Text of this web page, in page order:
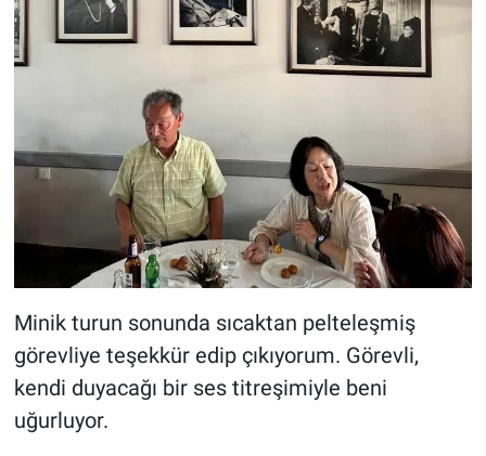
Minik turun sonunda sıcaktan pelteleşmiş
görevliye teşekkür edip çıkıyorum. Görevli,
kendi duyacağı bir ses titreşimiyle beni
uğurluyor.